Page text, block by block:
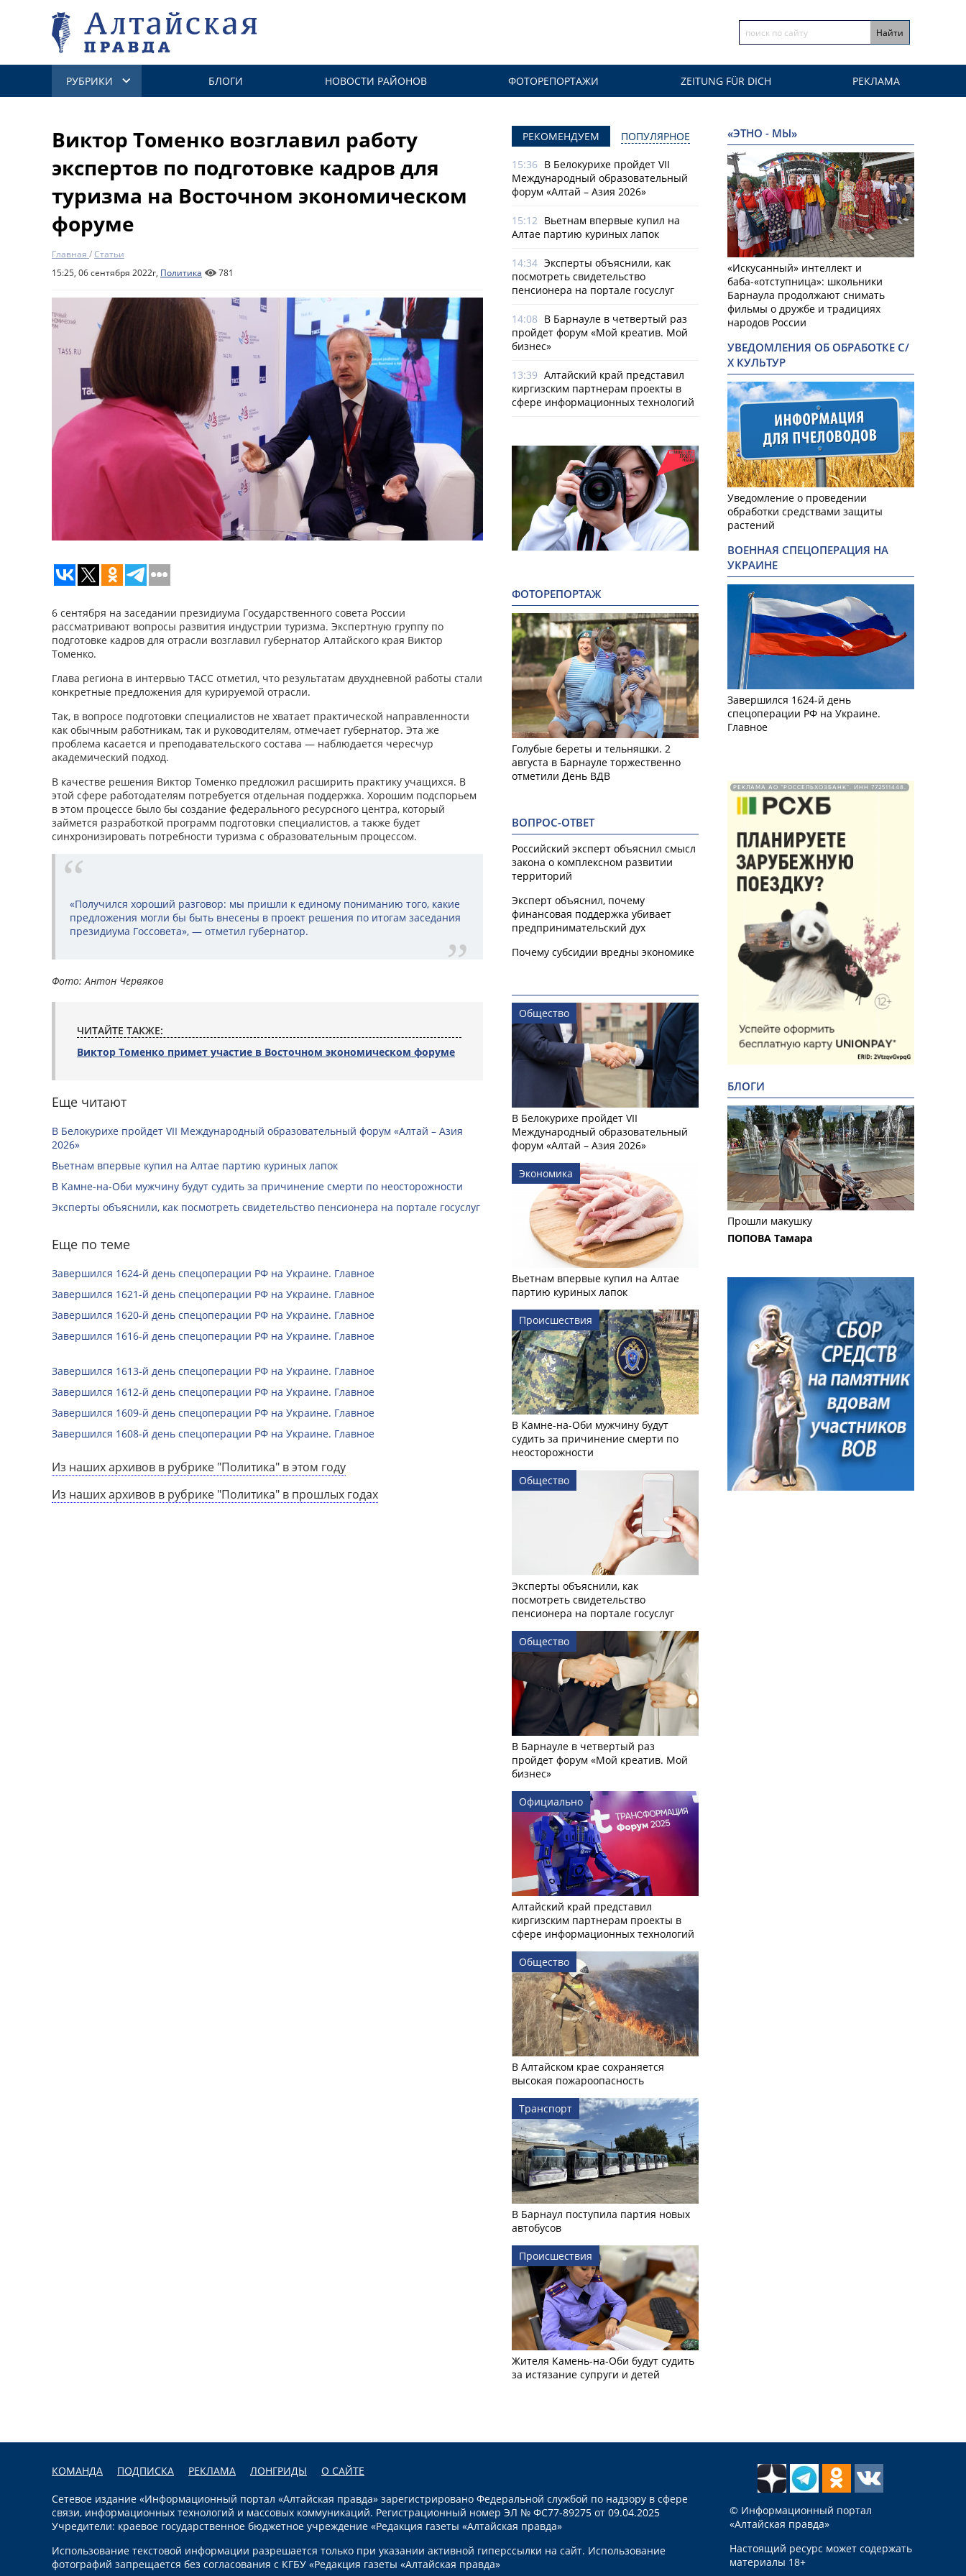
РУБРИКИ БЛОГИ НОВОСТИ РАЙОНОВ ФОТОРЕПОРТАЖИ ZEITUNG FÜR DICH РЕКЛАМА
Виктор Томенко возглавил работу
экспертов по подготовке кадров для
туризма на Восточном экономическом
форуме
Главная /Статьи
15:25, 06 сентября 2022г, Политика 781
6 сентября на заседании президиума Государственного совета России
рассматривают вопросы развития индустрии туризма. Экспертную группу по
подготовке кадров для отрасли возглавил губернатор Алтайского края Виктор
Томенко.
Глава региона в интервью ТАСС отметил, что результатам двухдневной работы стали
конкретные предложения для курируемой отрасли.
Так, в вопросе подготовки специалистов не хватает практической направленности
как обычным работникам, так и руководителям, отмечает губернатор. Эта же
проблема касается и преподавательского состава — наблюдается чересчур
академический подход.
В качестве решения Виктор Томенко предложил расширить практику учащихся. В
этой сфере работодателям потребуется отдельная поддержка. Хорошим подспорьем
в этом процессе было бы создание федерального ресурсного центра, который
займется разработкой программ подготовки специалистов, а также будет
синхронизировать потребности туризма с образовательным процессом.
«Получился хороший разговор: мы пришли к единому пониманию того, какие
предложения могли бы быть внесены в проект решения по итогам заседания
президиума Госсовета», — отметил губернатор.
Фото: Антон Червяков
ЧИТАЙТЕ ТАКЖЕ:
Виктор Томенко примет участие в Восточном экономическом форуме
Еще читают
В Белокурихе пройдет VII Международный образовательный форум «Алтай – Азия
2026»
Вьетнам впервые купил на Алтае партию куриных лапок
В Камне-на-Оби мужчину будут судить за причинение смерти по неосторожности
Эксперты объяснили, как посмотреть свидетельство пенсионера на портале госуслуг
Еще по теме
Завершился 1624-й день спецоперации РФ на Украине. Главное
Завершился 1621-й день спецоперации РФ на Украине. Главное
Завершился 1620-й день спецоперации РФ на Украине. Главное
Завершился 1616-й день спецоперации РФ на Украине. Главное
Завершился 1613-й день спецоперации РФ на Украине. Главное
Завершился 1612-й день спецоперации РФ на Украине. Главное
Завершился 1609-й день спецоперации РФ на Украине. Главное
Завершился 1608-й день спецоперации РФ на Украине. Главное
Из наших архивов в рубрике "Политика" в этом году
Из наших архивов в рубрике "Политика" в прошлых годах
РЕКОМЕНДУЕМ ПОПУЛЯРНОЕ
15:36 В Белокурихе пройдет VII
Международный образовательный
форум «Алтай – Азия 2026»
15:12 Вьетнам впервые купил на
Алтае партию куриных лапок
14:34 Эксперты объяснили, как
посмотреть свидетельство
пенсионера на портале госуслуг
14:08 В Барнауле в четвертый раз
пройдет форум «Мой креатив. Мой
бизнес»
13:39 Алтайский край представил
киргизским партнерам проекты в
сфере информационных технологий
ФОТОРЕПОРТАЖ
Голубые береты и тельняшки. 2
августа в Барнауле торжественно
отметили День ВДВ
ВОПРОС-ОТВЕТ
Российский эксперт объяснил смысл
закона о комплексном развитии
территорий
Эксперт объяснил, почему
финансовая поддержка убивает
предпринимательский дух
Почему субсидии вредны экономике
Общество
В Белокурихе пройдет VII
Международный образовательный
форум «Алтай – Азия 2026»
Экономика
Вьетнам впервые купил на Алтае
партию куриных лапок
Происшествия
В Камне-на-Оби мужчину будут
судить за причинение смерти по
неосторожности
Общество
Эксперты объяснили, как
посмотреть свидетельство
пенсионера на портале госуслуг
Общество
В Барнауле в четвертый раз
пройдет форум «Мой креатив. Мой
бизнес»
Официально
Алтайский край представил
киргизским партнерам проекты в
сфере информационных технологий
Общество
В Алтайском крае сохраняется
высокая пожароопасность
Транспорт
В Барнаул поступила партия новых
автобусов
Происшествия
Жителя Камень-на-Оби будут судить
за истязание супруги и детей
«ЭТНО - МЫ»
«Искусанный» интеллект и
баба-«отступница»: школьники
Барнаула продолжают снимать
фильмы о дружбе и традициях
народов России
УВЕДОМЛЕНИЯ ОБ ОБРАБОТКЕ С/
Х КУЛЬТУР
Уведомление о проведении
обработки средствами защиты
растений
ВОЕННАЯ СПЕЦОПЕРАЦИЯ НА
УКРАИНЕ
Завершился 1624-й день
спецоперации РФ на Украине.
Главное
РЕКЛАМА АО "РОССЕЛЬХОЗБАНК". ИНН 772511448.
БЛОГИ
Прошли макушку
ПОПОВА Тамара
КОМАНДА ПОДПИСКА РЕКЛАМА ЛОНГРИДЫ О САЙТЕ
Сетевое издание «Информационный портал «Алтайская правда» зарегистрировано Федеральной службой по надзору в сфере
связи, информационных технологий и массовых коммуникаций. Регистрационный номер ЭЛ № ФС77-89275 от 09.04.2025
Учредители: краевое государственное бюджетное учреждение «Редакция газеты «Алтайская правда»
Использование текстовой информации разрешается только при указании активной гиперссылки на сайт. Использование
фотографий запрещается без согласования с КГБУ «Редакция газеты «Алтайская правда»
© Информационный портал
«Алтайская правда»
Настоящий ресурс может содержать
материалы 18+